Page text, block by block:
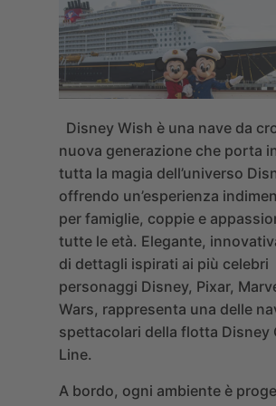
Disney Wish è una nave da
nuova generazione che porta
tutta la magia dell’universo
offrendo un’esperienza
per famiglie, coppie e
tutte le età. Elegante,
di dettagli ispirati ai più celebri
personaggi Disney, Pixar,
Wars, rappresenta una delle
spettacolari della flotta Disney
Line.
A bordo, ogni ambiente è